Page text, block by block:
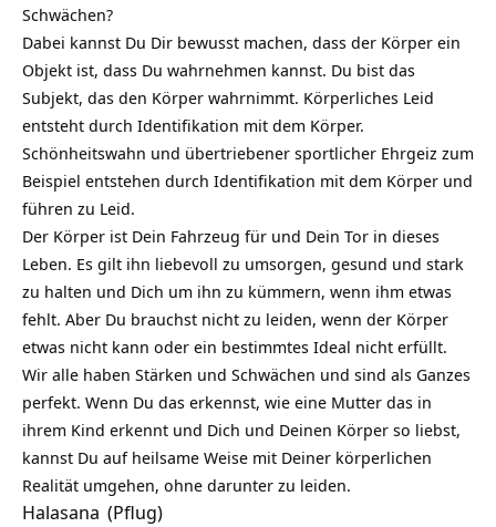
Schwächen?
Dabei kannst Du Dir bewusst machen, dass der Körper ein
Objekt ist, dass Du wahrnehmen kannst. Du bist das
Subjekt, das den Körper wahrnimmt. Körperliches Leid
entsteht durch Identifikation mit dem Körper.
Schönheitswahn und übertriebener sportlicher Ehrgeiz zum
Beispiel entstehen durch Identifikation mit dem Körper und
führen zu Leid.
Der Körper ist Dein Fahrzeug für und Dein Tor in dieses
Leben. Es gilt ihn liebevoll zu umsorgen, gesund und stark
zu halten und Dich um ihn zu kümmern, wenn ihm etwas
fehlt. Aber Du brauchst nicht zu leiden, wenn der Körper
etwas nicht kann oder ein bestimmtes Ideal nicht erfüllt.
Wir alle haben Stärken und Schwächen und sind als Ganzes
perfekt. Wenn Du das erkennst, wie eine Mutter das in
ihrem Kind erkennt und Dich und Deinen Körper so liebst,
kannst Du auf heilsame Weise mit Deiner körperlichen
Realität umgehen, ohne darunter zu leiden.
Halasana (Pflug)